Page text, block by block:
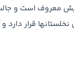
معروف است و